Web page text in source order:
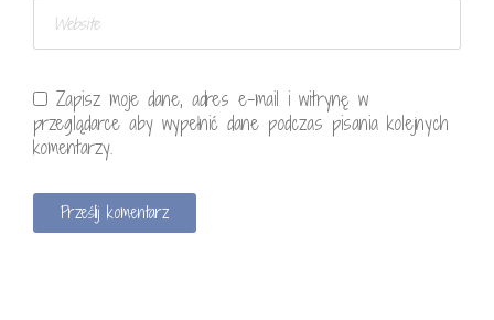
Zapisz moje dane, adres e-mail i witrynę w
przeglądarce aby wypełnić dane podczas pisania kolejnych
komentarzy.